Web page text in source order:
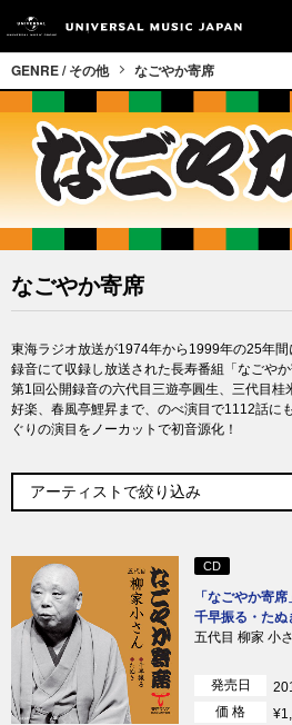
GENRE / その他 なごやか寄席
なごやか寄席
東海ラジオ放送が1974年から1999年の25年
録音にて収録し放送された長寿番組「なごやか
第1回公開録音の六代目三遊亭圓生、三代目
好楽、春風亭鯉昇まで、のべ演目で1112話に
ぐりの演目をノーカットで初音源化！
CD
「なごやか寄
千早振る・たぬ
五代目 柳家 小
発売日
価 格